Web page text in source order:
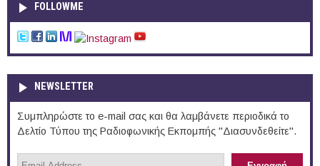
FOLLOWME
NEWSLETTER
Συμπληρώστε το e-mail σας και θα λαμβάνετε περιοδικά το
Δελτίο Τύπου της Ραδιοφωνικής Εκπομπής "Διασυνδεθείτε".